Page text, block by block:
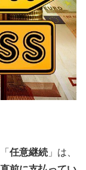
任意継続 」は、